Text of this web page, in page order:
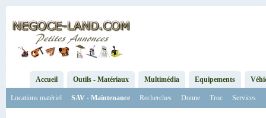
Accueil Outils - Matériaux Multimédia Equipements
Locations matériel SAV - Maintenance Recherches Donne Troc Services